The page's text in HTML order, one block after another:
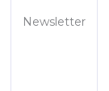
Newsletter